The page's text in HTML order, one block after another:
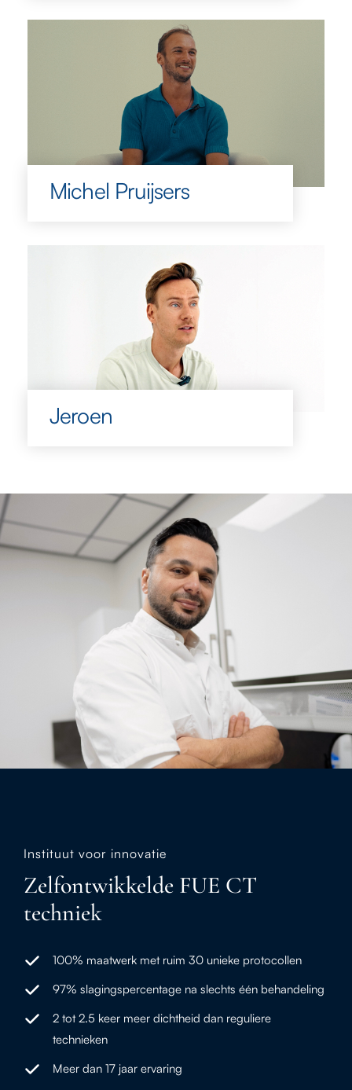
Michel Pruijsers
Michel Pruijsers
JeroenJeroen
Instituut voor innovatie
Zelfontwikkelde FUE CT
techniek
100% maatwerk met ruim 30 unieke protocollen
97% slagingspercentage na slechts één behandeling
2 tot 2.5 keer meer dichtheid dan reguliere
technieken
Meer dan 17 jaar ervaring